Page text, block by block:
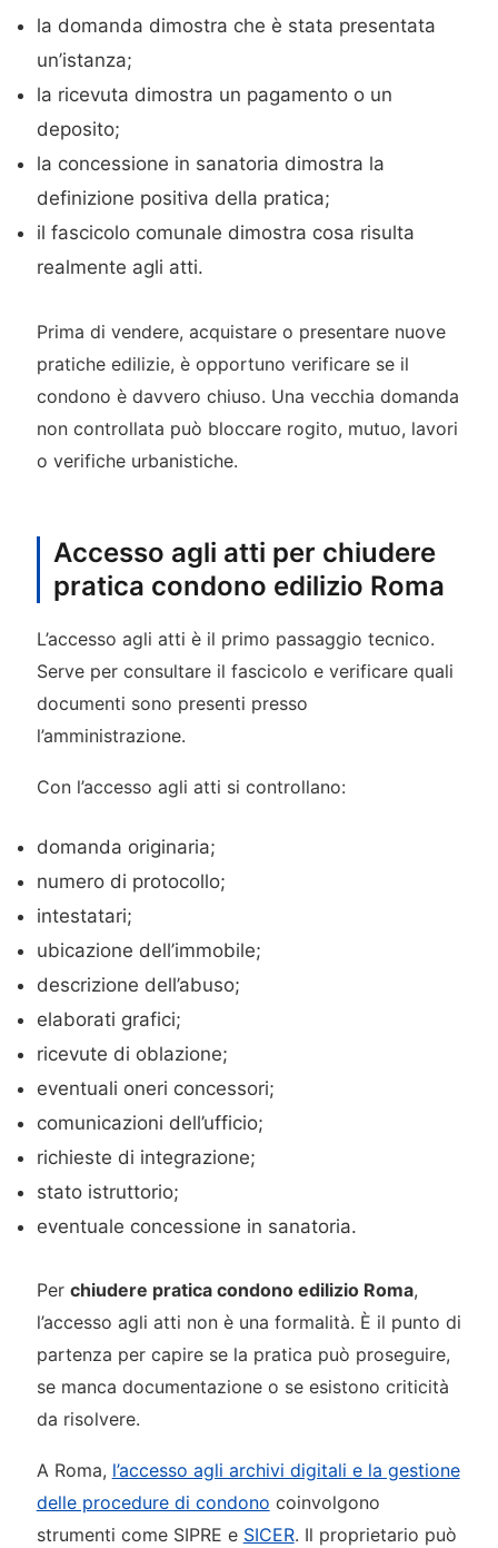
la domanda dimostra che è stata presentata
un’istanza;
la ricevuta dimostra un pagamento o un
deposito;
la concessione in sanatoria dimostra la
definizione positiva della pratica;
il fascicolo comunale dimostra cosa risulta
realmente agli atti.
Prima di vendere, acquistare o presentare nuove
pratiche edilizie, è opportuno verificare se il
condono è davvero chiuso. Una vecchia domanda
non controllata può bloccare rogito, mutuo, lavori
o verifiche urbanistiche.
Accesso agli atti per chiudere
pratica condono edilizio Roma
L’accesso agli atti è il primo passaggio tecnico.
Serve per consultare il fascicolo e verificare quali
documenti sono presenti presso
l’amministrazione.
Con l’accesso agli atti si controllano:
domanda originaria;
numero di protocollo;
intestatari;
ubicazione dell’immobile;
descrizione dell’abuso;
elaborati grafici;
ricevute di oblazione;
eventuali oneri concessori;
comunicazioni dell’ufficio;
richieste di integrazione;
stato istruttorio;
eventuale concessione in sanatoria.
Per chiudere pratica condono edilizio Roma,
l’accesso agli atti non è una formalità. È il punto di
partenza per capire se la pratica può proseguire,
se manca documentazione o se esistono criticità
da risolvere.
A Roma, l’accesso agli archivi digitali e la gestione
delle procedure di condono coinvolgono
strumenti come SIPRE e SICER. Il proprietario può